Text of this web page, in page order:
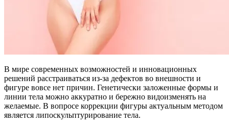
В мире современных возможностей и инновационных
решений расстраиваться из-за дефектов во внешности и
фигуре вовсе нет причин. Генетически заложенные формы и
линии тела можно аккуратно и бережно видоизменять на
желаемые. В вопросе коррекции фигуры актуальным методом
является липоскульптурирование тела.